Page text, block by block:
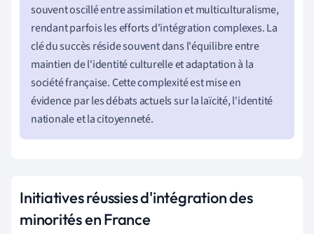
souvent oscillé entre assimilation et multiculturalisme,
rendant parfois les efforts d'intégration complexes. La
clé du succès réside souvent dans l'équilibre entre
maintien de l'identité culturelle et adaptation à la
société française. Cette complexité est mise en
évidence par les débats actuels sur la laïcité, l'identité
nationale et la citoyenneté.
Initiatives réussies d'intégration des
minorités en France